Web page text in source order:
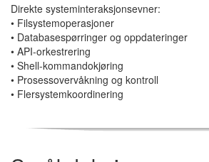
Direkte systeminteraksjonsevner:
• Filsystemoperasjoner
• Databasespørringer og oppdateringer
• API-orkestrering
• Shell-kommandokjøring
• Prosessovervåkning og kontroll
• Flersystemkoordinering